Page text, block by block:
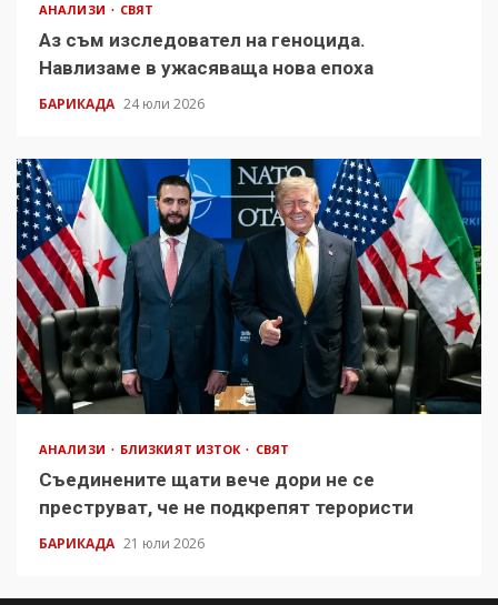
АНАЛИЗИ СВЯТ
Аз съм изследовател на геноцида.
Навлизаме в ужасяваща нова епоха
БАРИКАДА 24 юли 2026
АНАЛИЗИ БЛИЗКИЯТ ИЗТОК СВЯТ
Съединените щати вече дори не се
преструват, че не подкрепят терористи
БАРИКАДА 21 юли 2026